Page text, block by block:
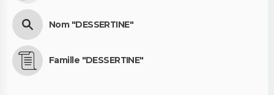
Nom "DESSERTINE"
Famille "DESSERTINE"